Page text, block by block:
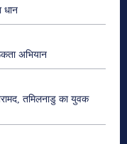
धान
अभियान
तमिलनाडु का युवक